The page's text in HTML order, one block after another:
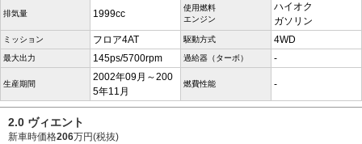
排気量 1999cc
使用燃料
エンジン
ハイオク
ガソリン
ミッション フロア4AT 駆動方式 4WD
最大出力 145ps/5700rpm 過給器（ターボ） -
生産期間
2002年09月～200
5年11月
燃費性能 -
2.0 ヴィエント
新車時価格206万円(税抜)